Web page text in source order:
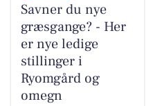
Savner du nye
græsgange? - Her
er nye ledige
stillinger i
Ryomgård og
omegn